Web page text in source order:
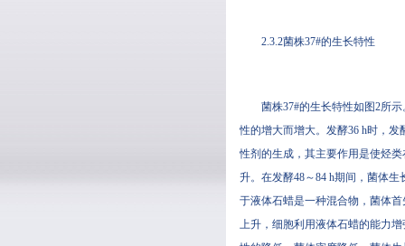
2.3.2菌株37#的生长特性
菌株37#的生长特性如图2所示
性的增大而增大。发酵36 h时
性剂的生成，其主要作用是使烃类
升。在发酵48～84 h期间，菌体
于液体石蜡是一种混合物，菌体
上升，细胞利用液体石蜡的能力增